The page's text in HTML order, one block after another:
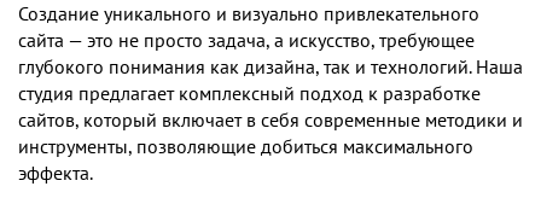
Создание уникального и визуально привлекательного
сайта — это не просто задача, а искусство, требующее
глубокого понимания как дизайна, так и технологий. Наша
студия предлагает комплексный подход к разработке
сайтов, который включает в себя современные методики и
инструменты, позволяющие добиться максимального
эффекта.